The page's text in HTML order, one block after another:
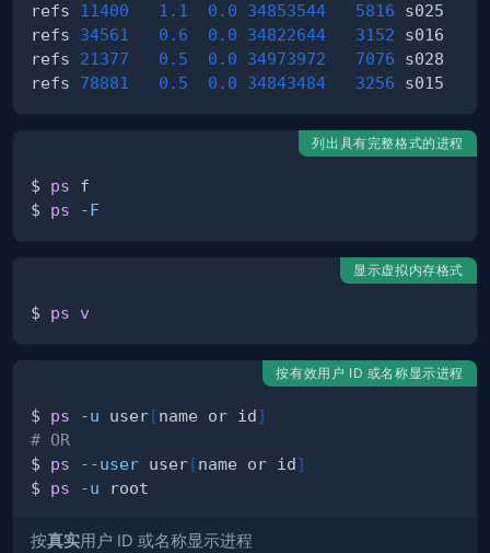
refs 11400 1.1 0.0 34853544 5816 s025
refs 34561 0.6 0.0 34822644 3152 s016
refs 21377 0.5 0.0 34973972 7076 s028
refs 78881 0.5 0.0 34843484 3256 s015
列出具有完整格式的进程
$ ps
$ ps -F
显示虚拟内存格式
$ ps v
按有效用户 ID 或名称显示进程
$ ps -u user[name or id]
# OR
$ ps --user user[name or id]
$ ps -u
按真实用户 ID 或名称显示进程